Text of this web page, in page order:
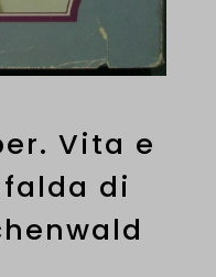
Vita e
di